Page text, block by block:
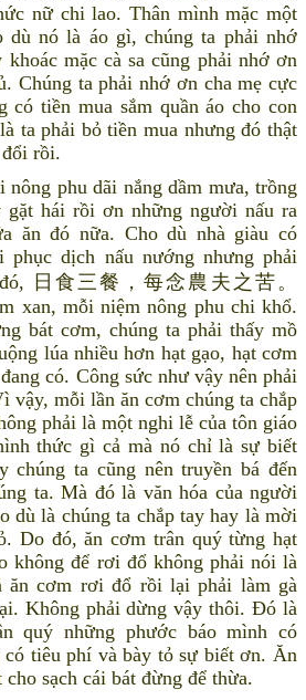
nữ chi lao. Thân mình mặc một
dù nó là áo gì, chúng ta phải nhớ
khoác mặc cà sa cũng phải nhớ ơn
Chúng ta phải nhớ ơn cha mẹ cực
có tiền mua sắm quần áo cho con
ta phải bỏ tiền mua nhưng đó thật
rồi.
phu dãi nắng dầm mưa, trồng
gặt hái rồi ơn những người nấu ra
ăn đó nữa. Cho dù nhà giàu có
phục dịch nấu nướng nhưng phải
日食三餐，每念農夫之苦。
xan, mỗi niệm nông phu chi khổ.
bát cơm, chúng ta phải thấy mồ
lúa nhiều hơn hạt gạo, hạt cơm
có. Công sức như vậy nên phải
vậy, mỗi lần ăn cơm chúng ta chắp
phải là một nghi lễ của tôn giáo
thức gì cả mà nó chỉ là sự biết
chúng ta cũng nên truyền bá đến
ta. Mà đó là văn hóa của người
dù là chúng ta chắp tay hay là mời
Do đó, ăn cơm trân quý từng hạt
không để rơi đổ không phải nói là
ăn cơm rơi đổ rồi lại phải làm gà
Không phải dừng vậy thôi. Đó là
quý những phước báo mình có
có tiêu phí và bày tỏ sự biết ơn. Ăn
sạch cái bát đừng để thừa.